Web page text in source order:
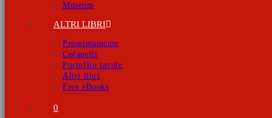
Museum
ALTRI LIBRI
Prossimamente
Cofanetti
Portoflio tavole
Altri libri
Free eBooks
0